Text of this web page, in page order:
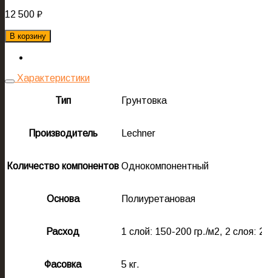
12 500 ₽
В корзину
Характеристики
Тип Грунтовка
Производитель Lechner
Количество компонентов Однокомпонентный
Основа Полиуретановая
Расход 1 слой: 150-200 гр./м2, 2 слоя:
Фасовка 5 кг.